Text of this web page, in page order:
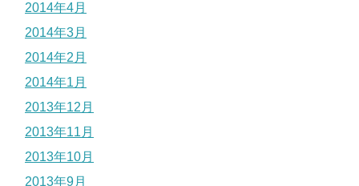
2014年4月
2014年3月
2014年2月
2014年1月
2013年12月
2013年11月
2013年10月
2013年9月